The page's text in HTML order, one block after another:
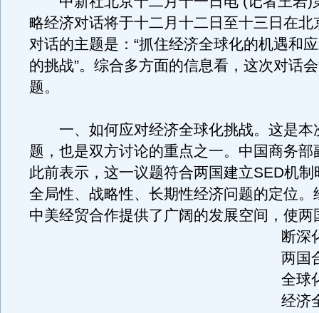
略经济对话将于十二月十二日至十三日在北
对话的主题是：“抓住经济全球化的机遇和
的挑战”。综合多方面的信息看，这次对话
题。
一、如何应对经济全球化挑战。这是本
题，也是双方讨论的重点之一。中国商务部
此前表示，这一议题符合两国建立SED机
全局性、战略性、长期性经济问题的定位。
中美经贸合作提供了广阔的发展空间，使两
断深
两国
全球
经济